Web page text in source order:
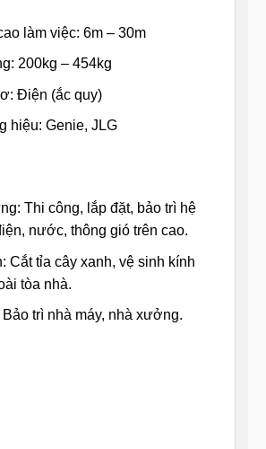
làm việc: 6m – 30m
200kg – 454kg
Điện (ắc quy)
hiệu: Genie, JLG
Thi công, lắp đặt, bảo trì hệ
nước, thông gió trên cao.
Cắt tỉa cây xanh, vệ sinh kính
tòa nhà.
Bảo trì nhà máy, nhà xưởng.